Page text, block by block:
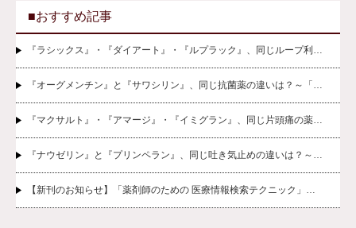
■おすすめ記事
『ラシックス』・『ダイアート』・『ルプラック』、同じループ利…
『オーグメンチン』と『サワシリン』、同じ抗菌薬の違いは？～「…
『マクサルト』・『アマージ』・『イミグラン』、同じ片頭痛の薬…
『ナウゼリン』と『プリンペラン』、同じ吐き気止めの違いは？～…
【新刊のお知らせ】「薬剤師のための 医療情報検索テクニック」…